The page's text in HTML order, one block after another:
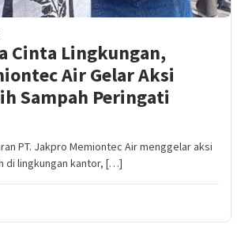
Cinta Lingkungan,
Air Gelar Aksi
Sampah Peringati
PT. Jakpro Memiontec Air menggelar aksi
di lingkungan kantor, […]